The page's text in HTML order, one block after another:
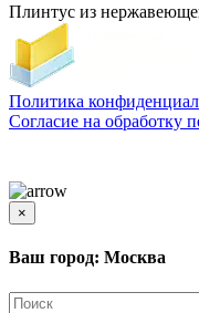
Плинтус из
Политика
Согласиe на обработку
×
Ваш город: Москва